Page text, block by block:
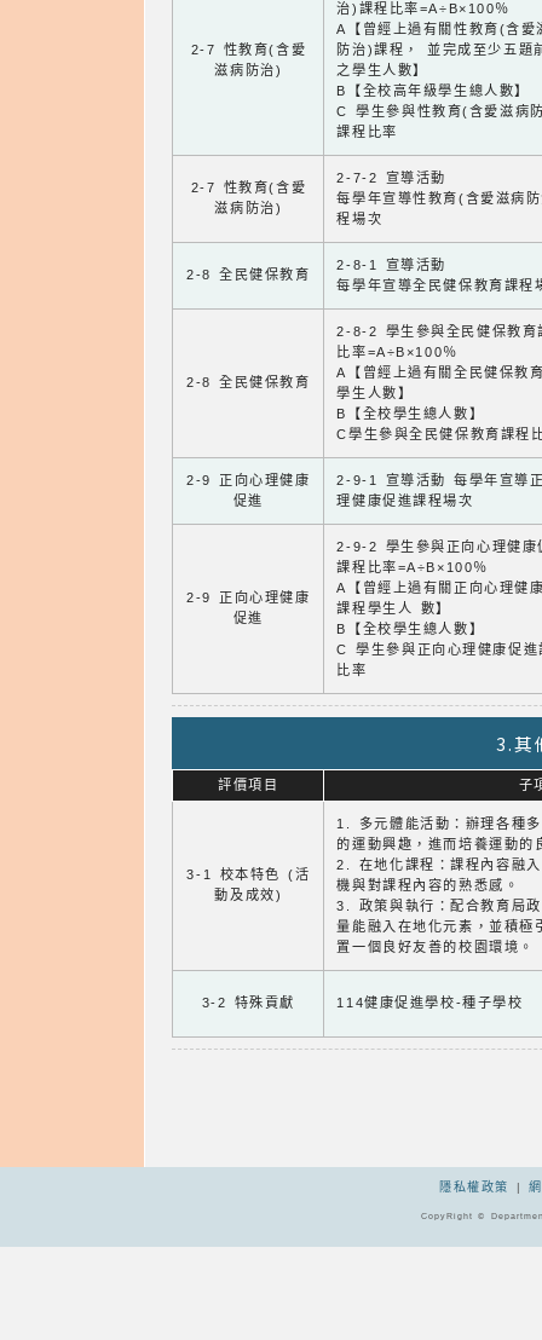
2-7 性教育(含愛
滋病防治)
治)課程比率=A÷B×100％
A【曾經上過有關性教育(含愛
防治)課程， 並完成至少五題
之學生人數】
B【全校高年級學生總人數】
C 學生參與性教育(含愛滋病
課程比率
2-7 性教育(含愛
滋病防治)
2-7-2 宣導活動
每學年宣導性教育(含愛滋病
程場次
2-8 全民健保教育
2-8-1 宣導活動
每學年宣導全民健保教育課程
2-8 全民健保教育
2-8-2 學生參與全民健保教育
比率=A÷B×100％
A【曾經上過有關全民健保教
學生人數】
B【全校學生總人數】
C學生參與全民健保教育課程
2-9 正向心理健康
促進
2-9-1 宣導活動 每學年宣導
理健康促進課程場次
2-9 正向心理健康
促進
2-9-2 學生參與正向心理健康
課程比率=A÷B×100％
A【曾經上過有關正向心理健
課程學生人 數】
B【全校學生總人數】
C 學生參與正向心理健康促進
比率
3.其
評價項目 子
3-1 校本特色 (活
動及成效)
1. 多元體能活動：辦理各種
的運動興趣，進而培養運動的
2. 在地化課程：課程內容融
機與對課程內容的熟悉感。
3. 政策與執行：配合教育局
量能融入在地化元素，並積極
置一個良好友善的校園環境。
3-2 特殊貢獻 114健康促進學校-種子學校
隱私權政策 |
CopyRight ©